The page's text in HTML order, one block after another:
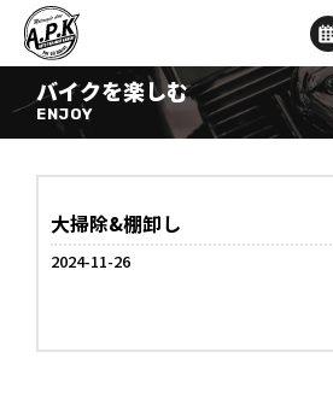
バイクを楽しむ
ENJOY
大掃除&棚卸し
2024-11-26